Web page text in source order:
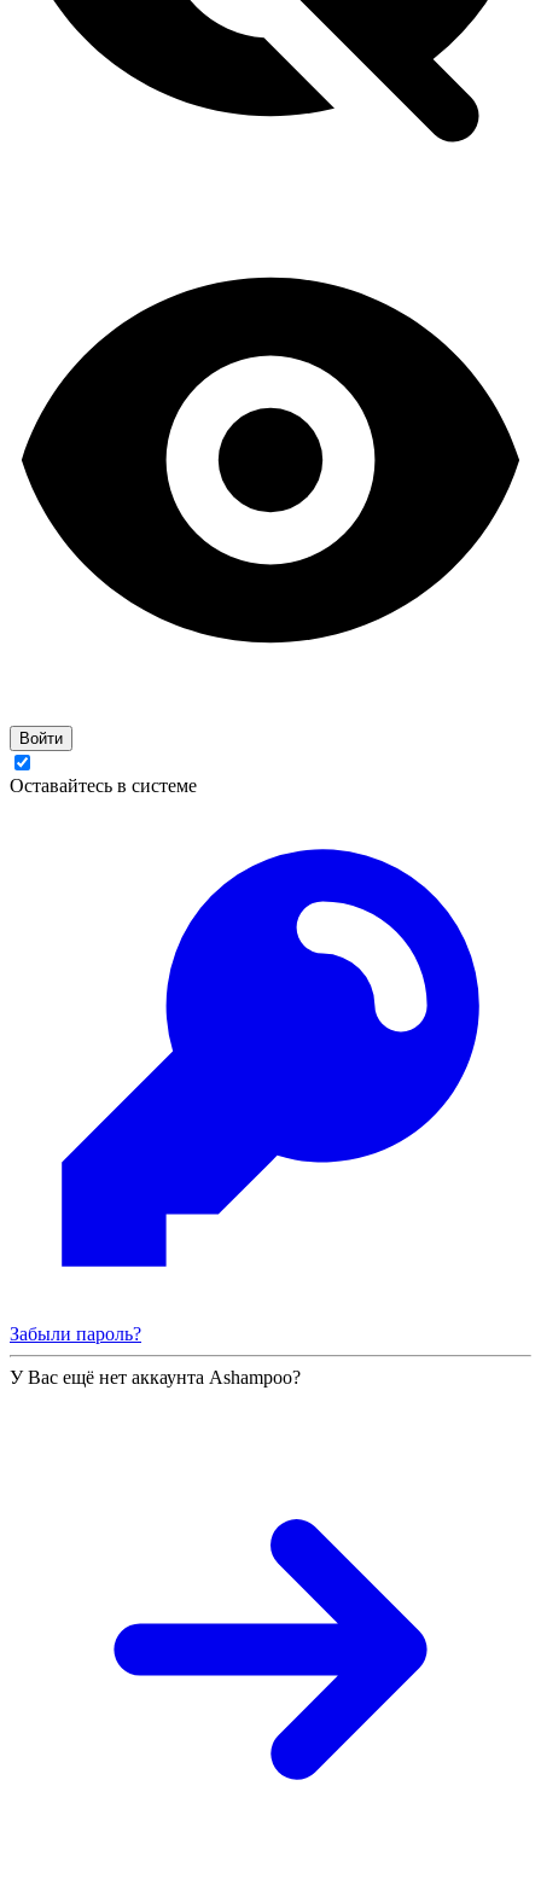
Войти
Оставайтесь в системе
Забыли пароль?
У Вас ещё нет аккаунта Ashampoo?